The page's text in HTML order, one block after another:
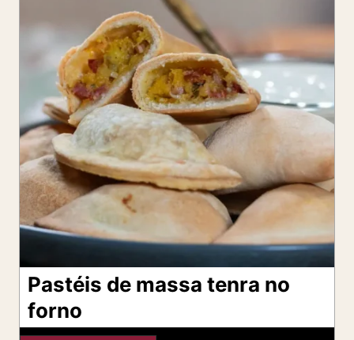
Pastéis de massa tenra no
forno